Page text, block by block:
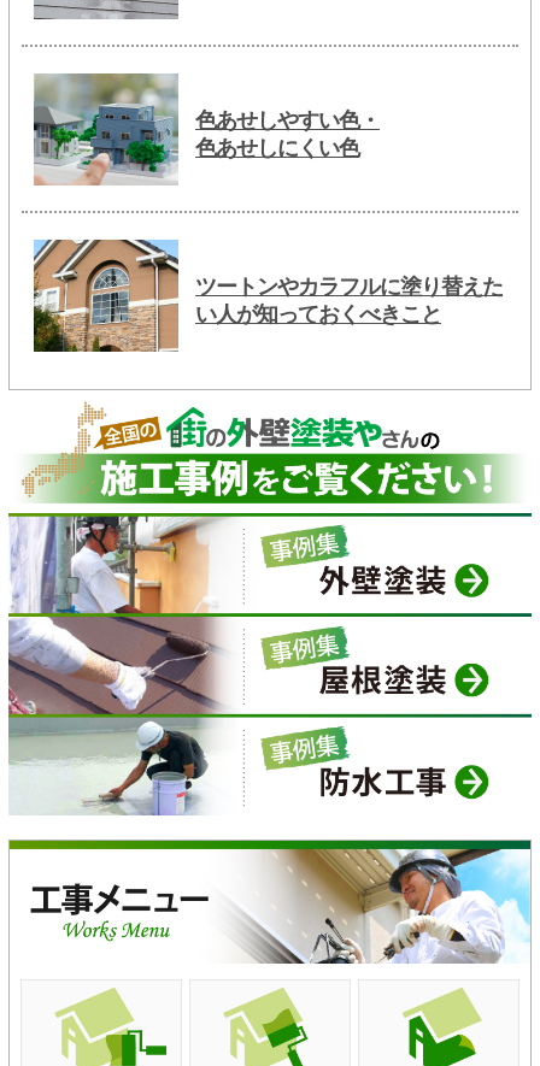
色あせしやすい色・
色あせしにくい色
ツートンやカラフルに塗り替えた
い人が知っておくべきこと